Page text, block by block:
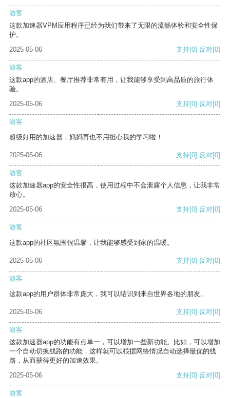
游客
这款加速器VPM应用程序已经为我们带来了无限的流畅体验和安全性保
护。
2025-05-06
支持[0] 反对[0]
游客
这款app的酒店、餐厅推荐非常有用，让我能够享受到高品质的旅行体
验。
2025-05-06
支持[0] 反对[0]
游客
超级好用的加速器，妈妈再也不用担心我的学习啦！
2025-05-06 支持[0] 反对[0]
游客
这款加速器app的安全性很高，使用过程中不会泄露个人信息，让我非常
放心。
2025-05-06
支持[0] 反对[0]
游客
这款app的社区氛围很温馨，让我能够感受到家的温暖。
2025-05-06 支持[0] 反对[0]
游客
这款app的用户群体非常庞大，我可以结识到来自世界各地的朋友。
2025-05-06 支持[0] 反对[0]
游客
这款加速器app的功能有点单一，可以增加一些新功能。比如，可以增加
一个自动切换线路的功能，这样就可以根据网络情况自动选择最优的线
路，从而获得更好的加速效果。
2025-05-06
支持[0] 反对[0]
游客